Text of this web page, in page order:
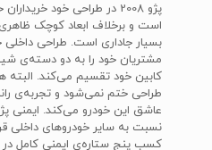
پژو 2008 در طراحی خود
است و برخلاف ابعاد کوچک
بسیار جاداری است. طراحی
مشتریان خود را به دو دسته‌ی
کابین خود تقسیم می‌کند. البته
نسبت به سایر خودروهای داخلی